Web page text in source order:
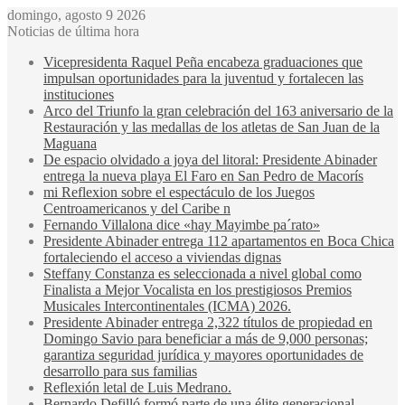
domingo, agosto 9 2026
Noticias de última hora
Vicepresidenta Raquel Peña encabeza graduaciones que
impulsan oportunidades para la juventud y fortalecen las
instituciones
Arco del Triunfo la gran celebración del 163 aniversario de la
Restauración y las medallas de los atletas de San Juan de la
Maguana
De espacio olvidado a joya del litoral: Presidente Abinader
entrega la nueva playa El Faro en San Pedro de Macorís
mi Reflexion sobre el espectáculo de los Juegos
Centroamericanos y del Caribe n
Fernando Villalona dice «hay Mayimbe pa´rato»
Presidente Abinader entrega 112 apartamentos en Boca Chica
fortaleciendo el acceso a viviendas dignas
Steffany Constanza es seleccionada a nivel global como
Finalista a Mejor Vocalista en los prestigiosos Premios
Musicales Intercontinentales (ICMA) 2026.
Presidente Abinader entrega 2,322 títulos de propiedad en
Domingo Savio para beneficiar a más de 9,000 personas;
garantiza seguridad jurídica y mayores oportunidades de
desarrollo para sus familias
Reflexión letal de Luis Medrano.